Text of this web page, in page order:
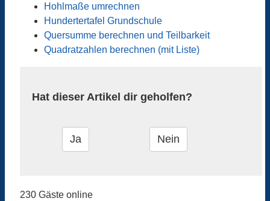
Hohlmaße umrechnen
Hundertertafel Grundschule
Quersumme berechnen und Teilbarkeit
Quadratzahlen berechnen (mit Liste)
Hat dieser Artikel dir geholfen?
230 Gäste online